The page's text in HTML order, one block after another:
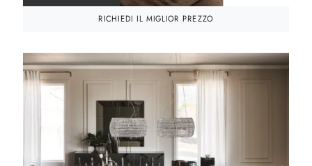
RICHIEDI IL MIGLIOR PREZZO